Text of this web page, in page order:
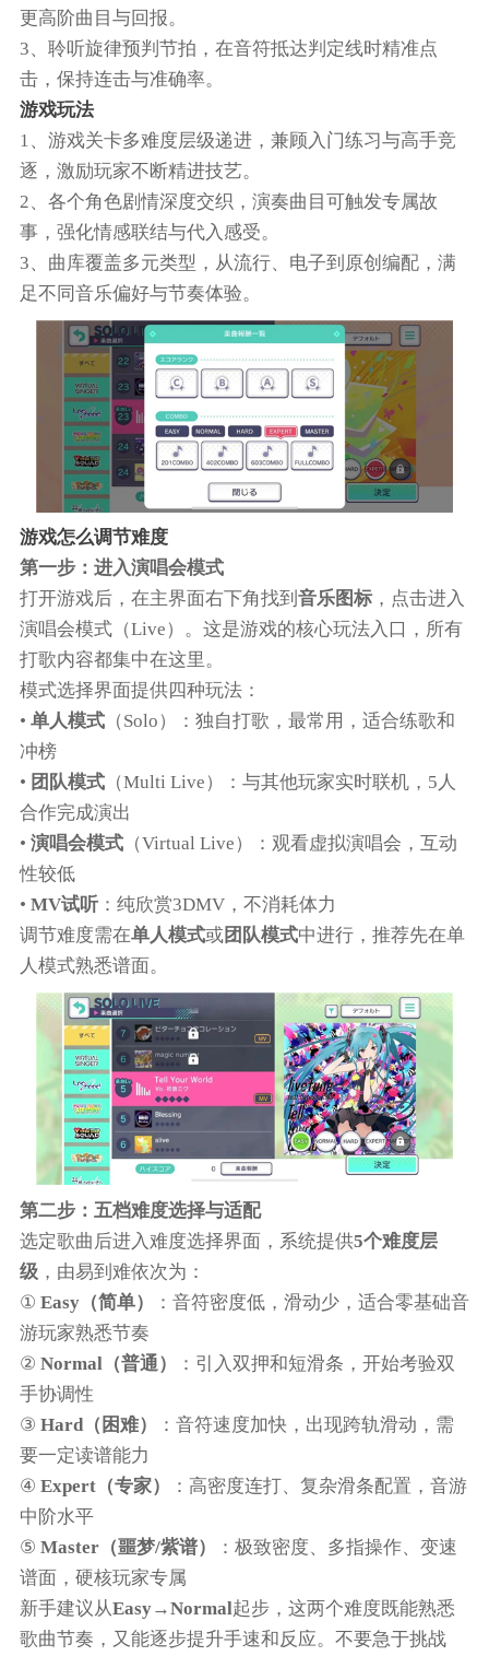
更高阶曲目与回报。
3、聆听旋律预判节拍，在音符抵达判定线时精准点
击，保持连击与准确率。
游戏玩法
1、游戏关卡多难度层级递进，兼顾入门练习与高手竞
逐，激励玩家不断精进技艺。
2、各个角色剧情深度交织，演奏曲目可触发专属故
事，强化情感联结与代入感受。
3、曲库覆盖多元类型，从流行、电子到原创编配，满
足不同音乐偏好与节奏体验。
游戏怎么调节难度
第一步：进入演唱会模式
打开游戏后，在主界面右下角找到 音乐图标，点击进入
演唱会模式（Live）。这是游戏的核心玩法入口，所有
打歌内容都集中在这里。
模式选择界面提供四种玩法：
• 单人模式（Solo）：独自打歌，最常用，适合练歌和
冲榜
• 团队模式（Multi Live）：与其他玩家实时联机，5人
合作完成演出
• 演唱会模式（Virtual Live）：观看虚拟演唱会，互动
性较低
• MV试听：纯欣赏3DMV，不消耗体力
调节难度需在单人模式或团队模式中进行，推荐先在单
人模式熟悉谱面。
第二步：五档难度选择与适配
选定歌曲后进入难度选择界面，系统提供5个难度层
级，由易到难依次为：
① Easy（简单）
：音符密度低，滑动少，适合零基础音
游玩家熟悉节奏
② Normal（普通）
：引入双押和短滑条，开始考验双
手协调性
③ Hard（困难）
：音符速度加快，出现跨轨滑动，需
要一定读谱能力
④ Expert（专家）
：高密度连打、复杂滑条配置，音游
中阶水平
⑤ Master（噩梦/紫谱）
：极致密度、多指操作、变速
谱面，硬核玩家专属
新手建议从Easy→Normal起步，这两个难度既能熟悉
歌曲节奏，又能逐步提升手速和反应。不要急于挑战